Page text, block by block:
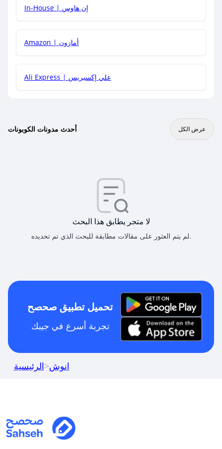
In-House | إن هاوس
Amazon | أمازون
Ali Express | علي إكسبريس
أحدث مدونات الكوبونات عرض الكل
لا متجر يطابق هذا البحث
لم يتم العثور على مقالات مطابقة للبحث الذي تم تحديده.
تحميل تطبيق صحصح
تجربة أسرع في جيبك
الرئيسية>انوش